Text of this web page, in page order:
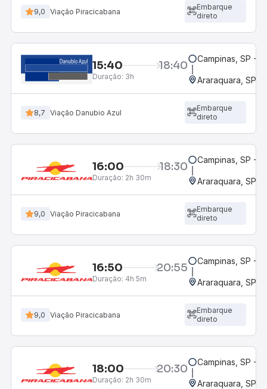
9,0 Viação Piracicabana
Embarque
direto
15:40 18:40
Duração: 3h
Campinas, SP -
Araraquara, SP -
8,7 Viação Danubio Azul
Embarque
direto
16:00 18:30
Duração: 2h 30m
Campinas, SP -
Araraquara, SP -
9,0 Viação Piracicabana
Embarque
direto
16:50 20:55
Duração: 4h 5m
Campinas, SP -
Araraquara, SP -
9,0 Viação Piracicabana
Embarque
direto
18:00 20:30
Duração: 2h 30m
Campinas, SP -
Araraquara, SP -